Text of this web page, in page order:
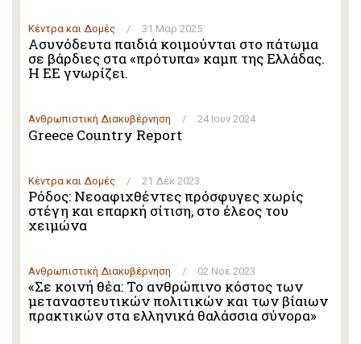
Κέντρα και Δομές / 31 Μαρ 2025
Ασυνόδευτα παιδιά κοιμούνται στο πάτωμα
σε βάρδιες στα «πρότυπα» καμπ της Ελλάδας.
Η ΕΕ γνωρίζει.
Ανθρωπιστική Διακυβέρνηση / 24 Ιουν 2024
Greece Country Report
Κέντρα και Δομές / 21 Δεκ 2023
Ρόδος: Νεοαφιχθέντες πρόσφυγες χωρίς
στέγη και επαρκή σίτιση, στο έλεος του
χειμώνα
Ανθρωπιστική Διακυβέρνηση / 02 Νοε 2023
«Σε κοινή θέα: Το ανθρώπινο κόστος των
μεταναστευτικών πολιτικών και των βίαιων
πρακτικών στα ελληνικά θαλάσσια σύνορα»